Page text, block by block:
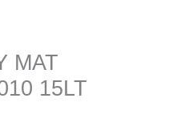
ΜΑΤ
15LT